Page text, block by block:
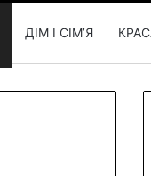
ДІМ І СІМʼЯ